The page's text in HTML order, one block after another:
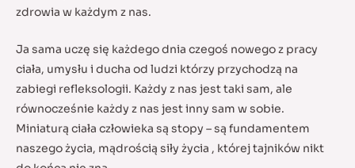
zdrowia w każdym z nas.
Ja sama uczę się każdego dnia czegoś nowego z pracy
ciała, umysłu i ducha od ludzi którzy przychodzą na
zabiegi refleksologii. Każdy z nas jest taki sam, ale
równocześnie każdy z nas jest inny sam w sobie.
Miniaturą ciała człowieka są stopy – są fundamentem
naszego życia, mądrością siły życia , której tajników nikt